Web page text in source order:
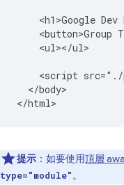
<h1>Google Dev
<button>Group
    <ul></ul>
<script
  </body>
提示 ：如要使用頂層
type="module"。